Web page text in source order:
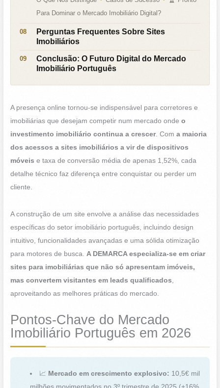
Para Dominar o Mercado Imobiliário Digital?
Perguntas Frequentes Sobre Sites
Imobiliários
Conclusão: O Futuro Digital do Mercado
Imobiliário Português
A presença online tornou-se indispensável para corretores e
imobiliárias que desejam competir num mercado ondeo
investimento imobiliário continua a crescer. Coma maioria
dos acessos a sites imobiliários a vir de dispositivos
móveis e taxa de conversão média de apenas 1,52%, cada
detalhe técnico faz diferença entre conquistar ou perder um
cliente.
A construção de um site envolve a análise das necessidades
específicas do setor imobiliário português, incluindo design
intuitivo, funcionalidades avançadas e uma sólida otimização
para motores de busca. A DEMARCA especializa-se em criar
sites para imobiliárias que não só apresentam imóveis,
mas convertem visitantes em leads qualificados
aproveitando as melhores práticas do mercado.
Pontos-Chave do Mercado
Imobiliário Português em 2026
📈 Mercado em crescimento explosivo: 10,5€ mil